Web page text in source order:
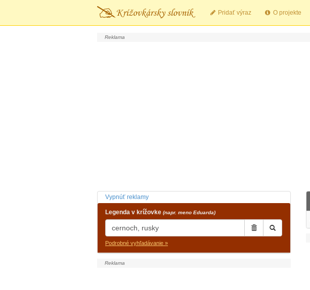
Pridať výraz O projekte
Vypnúť reklamy
Legenda v krížovke (napr. meno Eduarda)
Podrobné vyhľadávanie »